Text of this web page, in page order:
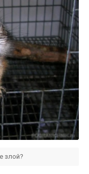
злой?